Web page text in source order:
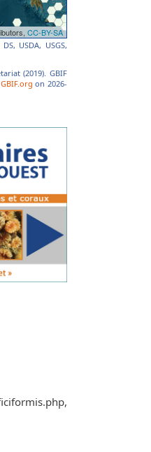
USDA, USGS,
(2019). GBIF
GBIF.org on 2026-